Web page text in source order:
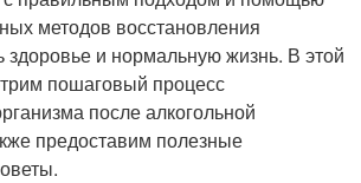
методов восстановления
здоровье и нормальную жизнь. В этой
пошаговый процесс
после алкогольной
предоставим полезные